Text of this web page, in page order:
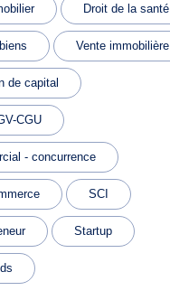
Droit de la santé
Vente immobilière
de capital
CGU
- concurrence
SCI
Startup